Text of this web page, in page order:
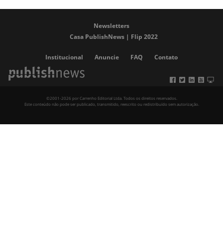
Newsletters
Casa PublishNews | Flip 2022
Institucional Anuncie FAQ Contato
©2001-2026 por Carrenho Editorial Ltda. Todos os direitos reservados.
Este conteúdo não pode ser publicado, transmitido, reescrito ou redistribuído sem autorização.